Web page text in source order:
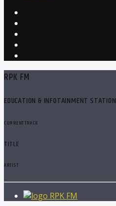
RPK FM
EDUCATION & INFOTAINMENT STATION
CURRENT TRACK
TITLE
ARTIST
RPK FM